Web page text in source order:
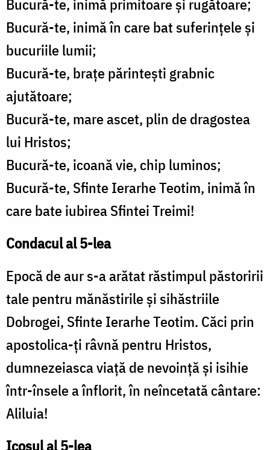
Bucură-te, inimă primitoare și rugătoare;
Bucură-te, inimă în care bat suferințele și
bucuriile lumii;
Bucură-te, brațe părintești grabnic
ajutătoare;
Bucură-te, mare ascet, plin de dragostea
lui Hristos;
Bucură-te, icoană vie, chip luminos;
Bucură-te, Sfinte Ierarhe Teotim, inimă în
care bate iubirea Sfintei Treimi!
Condacul al 5-lea
Epocă de aur s-a arătat răstimpul păstoririi
tale pentru mănăstirile și sihăstriile
Dobrogei, Sfinte Ierarhe Teotim. Căci prin
apostolica-ți râvnă pentru Hristos,
dumnezeiasca viață de nevoință și isihie
într-însele a înflorit, în neîncetată cântare:
Aliluia!
Icosul al 5-lea